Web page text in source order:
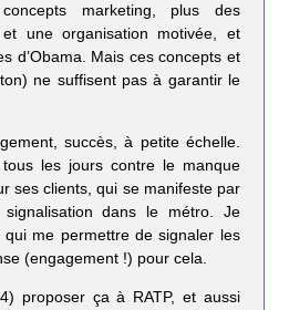
marketing, plus des
une organisation motivée, et
d’Obama. Mais ces concepts et
ne suffisent pas à garantir le
succès, à petite échelle.
les jours contre le manque
ses clients, qui se manifeste par
dans le métro. Je
me permettre de signaler les
(engagement !) pour cela.
proposer ça à RATP, et aussi